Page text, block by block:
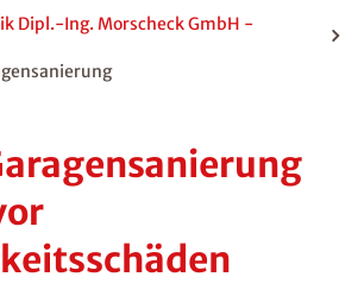
Dipl.-Ing. Morscheck GmbH -